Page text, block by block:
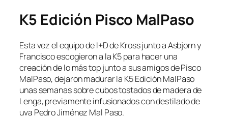
K5 Edición Pisco MalPaso
Esta vez el equipo de I+D de Kross junto a Asbjorn y
Francisco escogieron a la K5 para hacer una
creación de lo más top junto a sus amigos de Pisco
MalPaso, dejaron madurar la K5 Edición MalPaso
unas semanas sobre cubos tostados de madera de
Lenga, previamente infusionados con destilado de
uva Pedro Jiménez Mal Paso.